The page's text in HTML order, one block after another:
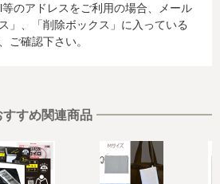
社では、お客様から収集した情報か
発行会社及び当該会社が所在する国
ないため、以下の個人情報保護措置
保護の措置
員会のホームページ
)では、各国における個人情報保護
いて掲載されています。
、親権者または後見人の承諾を得た
のアドレスをご利用の場合、メール
」、「削除ボックス」に入っている
ご確認下さい。
すすめ関連商品